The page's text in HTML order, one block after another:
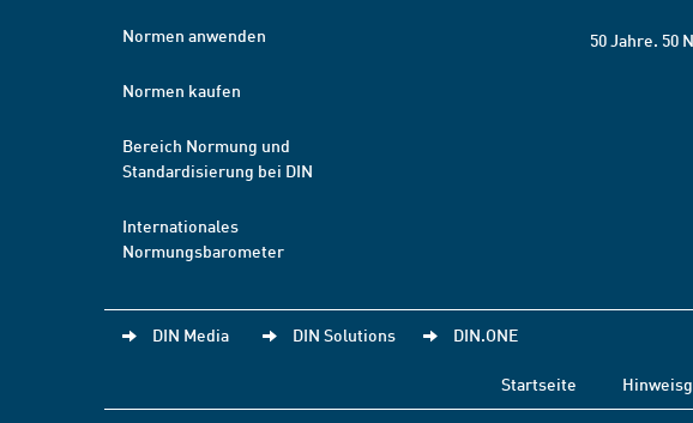
Normen anwenden
Normen kaufen
Bereich Normung und
Standardisierung bei DIN
Internationales
Normungsbarometer
50 Jahre. 50
DIN Media DIN Solutions DIN.ONE
Startseite